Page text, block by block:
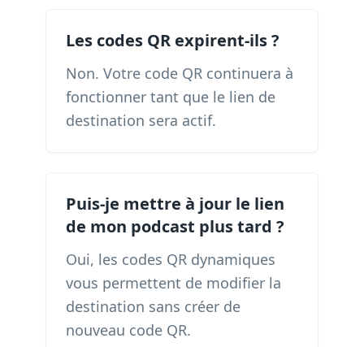
Les codes QR expirent-ils ?
Non. Votre code QR continuera à
fonctionner tant que le lien de
destination sera actif.
Puis-je mettre à jour le lien
de mon podcast plus tard ?
Oui, les codes QR dynamiques
vous permettent de modifier la
destination sans créer de
nouveau code QR.